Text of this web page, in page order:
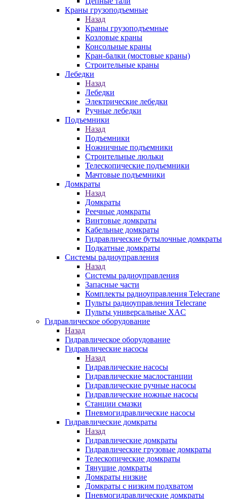
Краны грузоподъемные
Назад
Краны грузоподъемные
Козловые краны
Консольные краны
Кран-балки (мостовые краны)
Строительные краны
Лебедки
Назад
Лебедки
Электрические лебедки
Ручные лебедки
Подъемники
Назад
Подъемники
Ножничные подъемники
Строительные люльки
Телескопические подъемники
Мачтовые подъемники
Домкраты
Назад
Домкраты
Реечные домкраты
Винтовые домкраты
Кабельные домкраты
Гидравлические бутылочные домкраты
Подкатные домкраты
Системы радиоуправления
Назад
Системы радиоуправления
Запасные части
Комплекты радиоуправления Telecrane
Пульты радиоуправления Telecrane
Пульты универсальные XAC
Гидравлическое оборудование
Назад
Гидравлическое оборудование
Гидравлические насосы
Назад
Гидравлические насосы
Гидравлические маслостанции
Гидравлические ручные насосы
Гидравлические ножные насосы
Станции смазки
Пневмогидравлические насосы
Гидравлические домкраты
Назад
Гидравлические домкраты
Гидравлические грузовые домкраты
Телескопические домкраты
Тянущие домкраты
Домкраты низкие
Домкраты с низким подхватом
Пневмогидравлические домкраты